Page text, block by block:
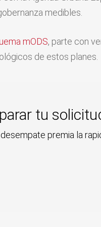
medibles.
mODS, parte con
de estos planes.
tu
premia la